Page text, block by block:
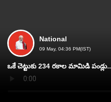
National
09 May, 04:36 PM(IST)
ఒకే చెట్టుకు 234 రకాల మామిడి పండ్లు..